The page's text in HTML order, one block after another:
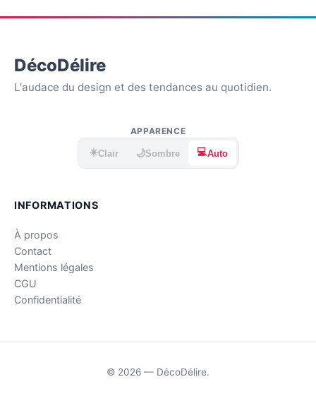
DécoDélire
L'audace du design et des tendances au quotidien.
APPARENCE
☀️Clair 🌙Sombre 💻Auto
INFORMATIONS
À propos
Contact
Mentions légales
CGU
Confidentialité
© 2026 — DécoDélire.